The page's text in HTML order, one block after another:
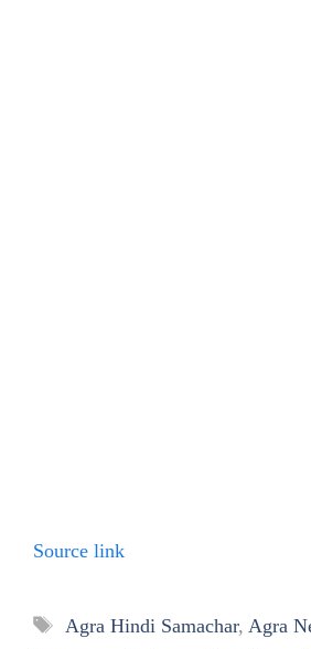
Source link
Tags
Agra Hindi Samachar, Agra